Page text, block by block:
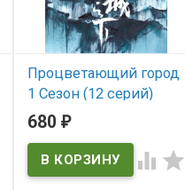
Процветающий город
1 Сезон (12 серий)
(3DVD)
680₽
 